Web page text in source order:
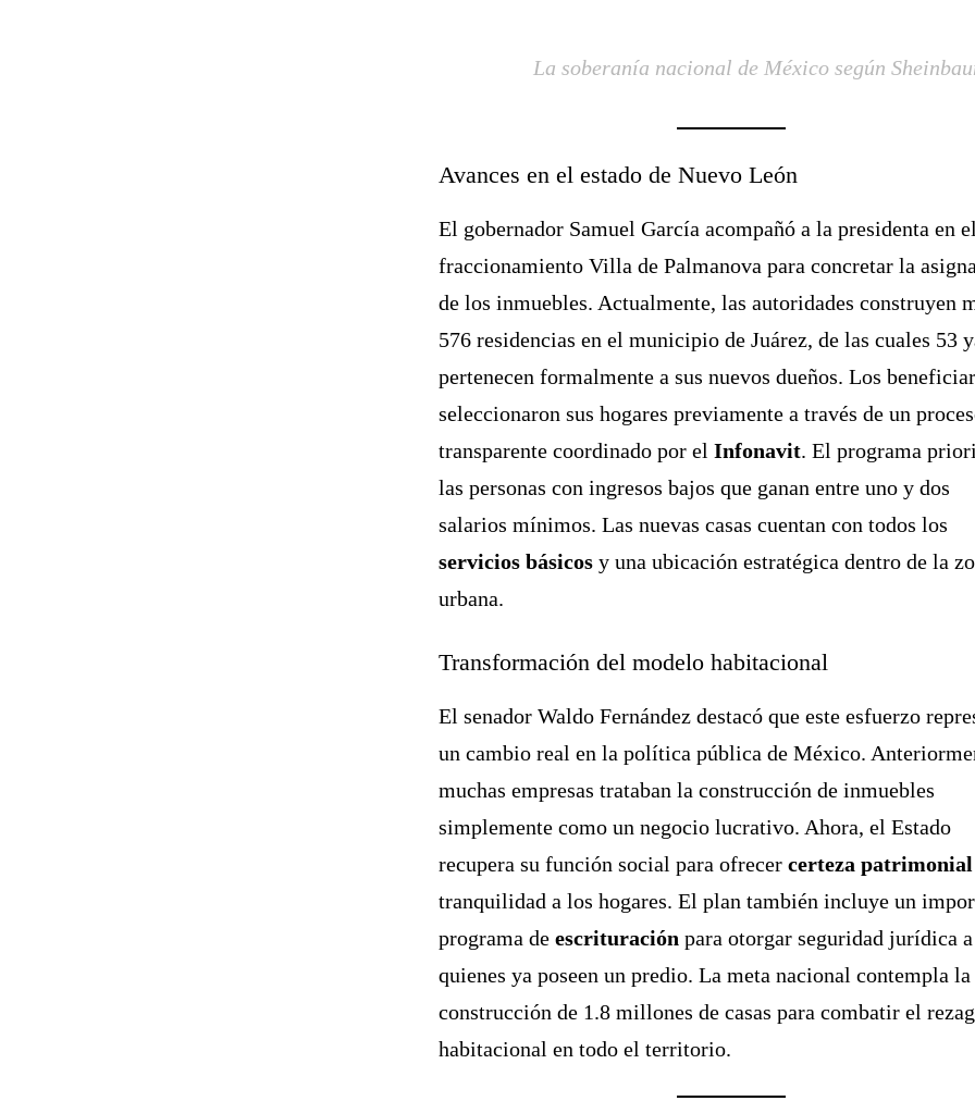
La soberanía nacional de México según
Avances en el estado de Nuevo León
El gobernador Samuel García acompañó a la presidenta en el
fraccionamiento Villa de Palmanova para concretar la
de los inmuebles. Actualmente, las autoridades construyen
576 residencias en el municipio de Juárez, de las cuales 53
pertenecen formalmente a sus nuevos dueños. Los
seleccionaron sus hogares previamente a través de un
transparente coordinado por elInfonavit. El programa
las personas con ingresos bajos que ganan entre uno y dos
salarios mínimos. Las nuevas casas cuentan con todos los
servicios básicos y una ubicación estratégica dentro de la
urbana.
Transformación del modelo habitacional
El senador Waldo Fernández destacó que este esfuerzo
un cambio real en la política pública de México.
muchas empresas trataban la construcción de inmuebles
simplemente como un negocio lucrativo. Ahora, el Estado
recupera su función social para ofrecercerteza patrimonial
tranquilidad a los hogares. El plan también incluye un
programa deescrituración para otorgar seguridad jurídica a
quienes ya poseen un predio. La meta nacional contempla la
construcción de 1.8 millones de casas para combatir el
habitacional en todo el territorio.